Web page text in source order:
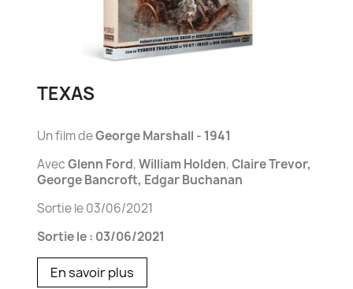
TEXAS
Un film deGeorge Marshall - 1941
AvecGlenn Ford,William Holden,Claire Trevor,
George Bancroft, Edgar Buchanan
Sortie le 03/06/2021
Sortie le : 03/06/2021
En savoir plus